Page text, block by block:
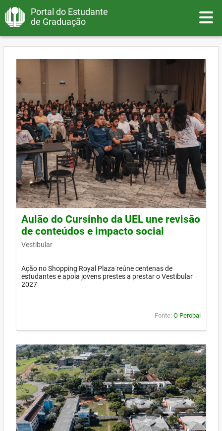
Portal do Estudante
de Graduação
Aulão do Cursinho da UEL une revisão
de conteúdos e impacto social
Vestibular
Ação no Shopping Royal Plaza reúne centenas de
estudantes e apoia jovens prestes a prestar o Vestibular
2027
Fonte: O Perobal